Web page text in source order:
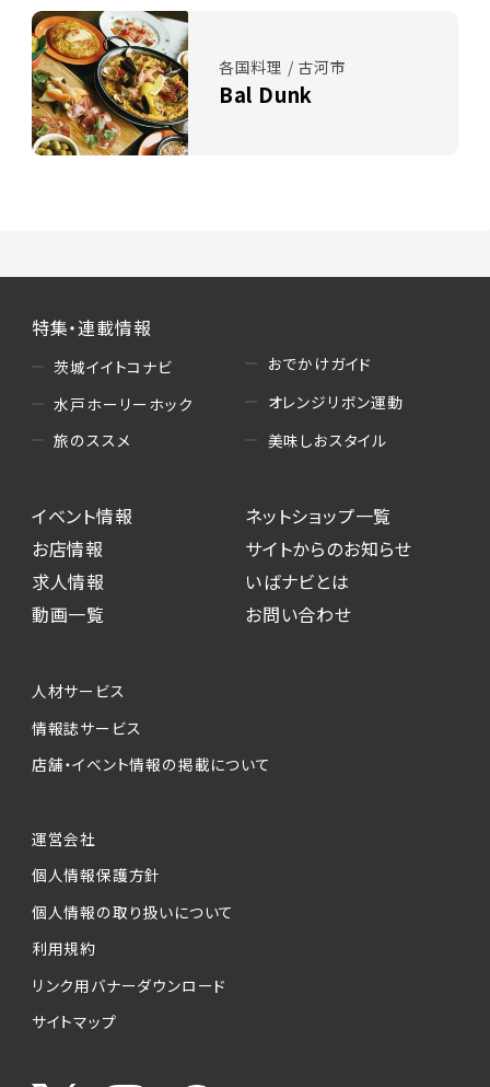
各国料理 / 古河市
Bal Dunk
特集・連載情報
茨城イイトコナビ
水戸ホーリーホック
旅のススメ
おでかけガイド
オレンジリボン運動
美味しおスタイル
イベント情報
お店情報
求人情報
動画一覧
ネットショップ一覧
サイトからのお知らせ
いばナビとは
お問い合わせ
人材サービス
情報誌サービス
店舗・イベント情報の掲載について
運営会社
個人情報保護方針
個人情報の取り扱いについて
利用規約
リンク用バナーダウンロード
サイトマップ